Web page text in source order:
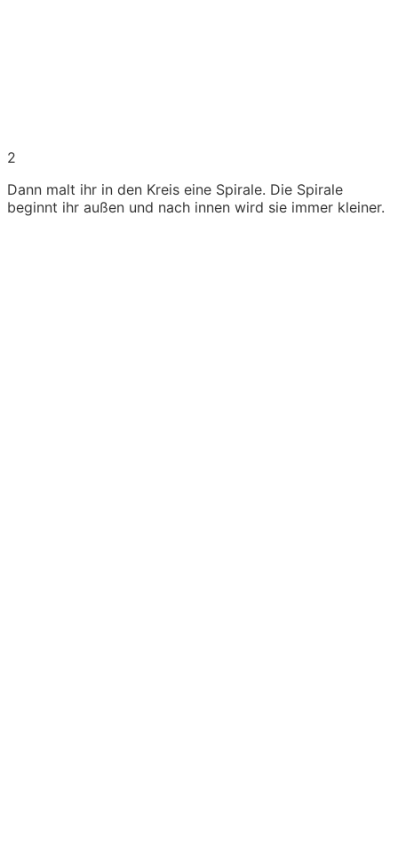
2
Dann malt ihr in den Kreis eine Spirale. Die Spirale
beginnt ihr außen und nach innen wird sie immer kleiner.